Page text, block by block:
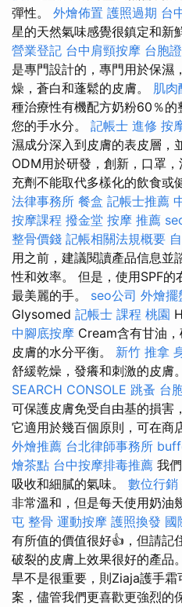
彈性。 外燴佈置 護照過期 台
星的天然氣味感覺很鎮定和新
營業登記 台中肩頸按摩 台胞
是專門設計的，專門用於保濕
燥，蒼白和蓬鬆的皮膚。 肌肉
種治療性有機配方奶粉60％
您的手水分。 記帳士 進修 按
濕成分深入到皮膚的表皮層，
ODM用於研發，創新，口罩
充劑不能取代多樣化的飲食
法律事務所 餐盒 記帳士推薦
按摩課程 撥金堂 按摩 推薦
整骨價錢 記帳相關法規概要
用之前，建議閱讀產品信息並
性和效率。 但是，使用SPF
最美麗的手。 seo公司 外燴擺
Glysomed 記帳士 課程 桃園
中腳底按摩 Cream含有甘油
皮膚的水分平衡。 新竹 推拿
舒緩乾燥，發癢和刺激的皮膚。
SEARCH CONSOLE 跳蚤 台
可保護皮膚免受自由基的損害
它適用於幾百個原則，可在商
外燴推薦 台北律師事務所
燴茶點 台中按摩排毒推薦 我
吸收和細膩的氣味。 數位行銷
非常溫和，但是每天使用奶油
屯 整骨 運動按摩 護照換發 國
有所值的價值很好👍，但請記
破裂的皮膚上效果很好的產品。
旱不是很重要，則Ziaja護手
案，儘管我們更喜歡更強烈的